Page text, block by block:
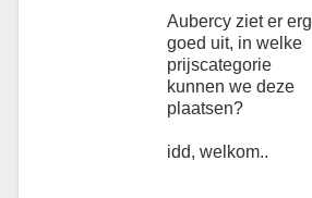
Aubercy ziet er erg
goed uit, in welke
prijscategorie
kunnen we deze
plaatsen?
idd, welkom..